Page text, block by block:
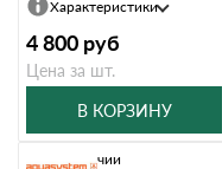
Характеристики
4 800 руб
Цена за шт.
В КОРЗИНУ
В наличии